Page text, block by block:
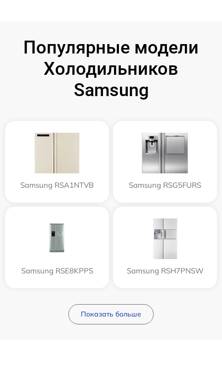
Популярные модели
Холодильников
Samsung
Samsung RSA1NTVB Samsung RSG5FURS
Samsung RSE8KPPS Samsung RSH7PNSW
Показать больше